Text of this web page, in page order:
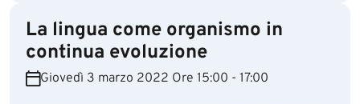
La lingua come organismo in
continua evoluzione
Giovedì 3 marzo 2022 Ore 15:00 - 17:00